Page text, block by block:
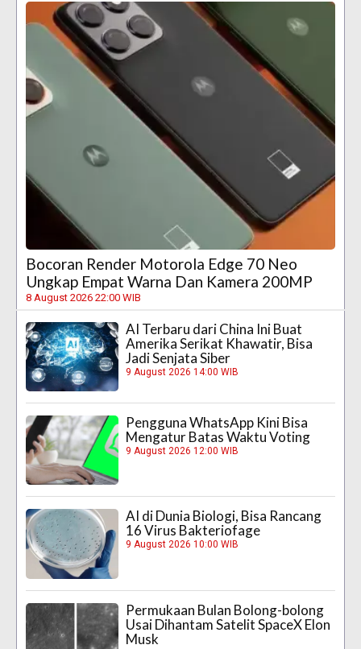
Bocoran Render Motorola Edge 70 Neo
Ungkap Empat Warna Dan Kamera 200MP
8 August 2026 22:00 WIB
AI Terbaru dari China Ini Buat
Amerika Serikat Khawatir, Bisa
Jadi Senjata Siber
9 August 2026 14:00 WIB
Pengguna WhatsApp Kini Bisa
Mengatur Batas Waktu Voting
9 August 2026 12:00 WIB
AI di Dunia Biologi, Bisa Rancang
16 Virus Bakteriofage
9 August 2026 10:00 WIB
Permukaan Bulan Bolong-bolong
Usai Dihantam Satelit SpaceX Elon
Musk